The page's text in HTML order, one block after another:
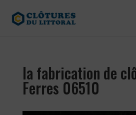
la fabrication de
Ferres 06510